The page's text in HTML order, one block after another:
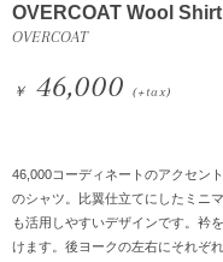
OVERCOAT Wool Shirt
OVERCOAT
￥ 46,000(+tax)
46,000コーディネートのアクセン
のシャツ。比翼仕立てにしたミニ
も活用しやすいデザインです。衿
けます。後ヨークの左右にそれぞ